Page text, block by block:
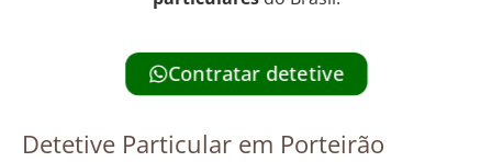
Contratar detetive
Detetive Particular em Porteirão